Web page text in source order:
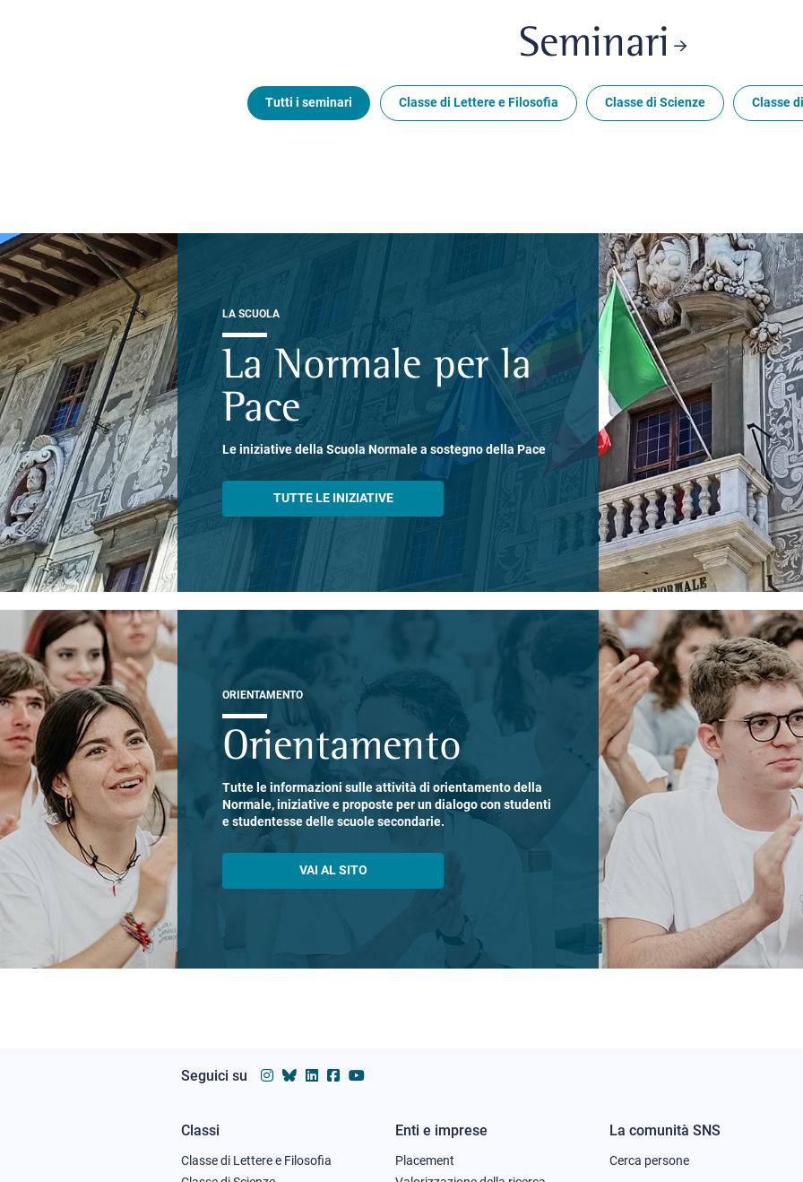
Seminari
Tutti i seminari Classe di Lettere e Filosofia Classe di Scienze Classe
LA SCUOLA
La Normale per la
Pace
Le iniziative della Scuola Normale a sostegno della Pace
TUTTE LE INIZIATIVE
ORIENTAMENTO
Orientamento
Tutte le informazioni sulle attività di orientamento della
Normale, iniziative e proposte per un dialogo con studenti
e studentesse delle scuole secondarie.
VAI AL SITO
Seguici su
Footer
Classi
Classe di Lettere e Filosofia
Footer
Enti e imprese
Placement
Footer
La comunità SNS
Cerca persone